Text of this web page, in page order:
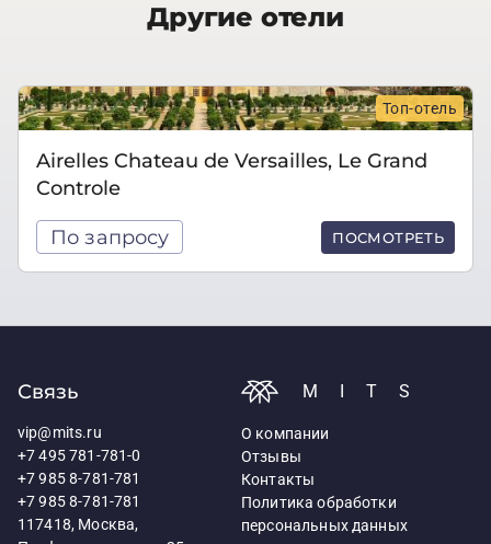
Другие отели
Топ-отель
Airelles Chateau de Versailles, Le Grand
Controle
По запросу ПОСМОТРЕТЬ
Связь
vip@mits.ru
+7 495 781-781-0
+7 985 8-781-781
+7 985 8-781-781
117418, Москва,
MITS
О компании
Отзывы
Контакты
Политика обработки
персональных данных